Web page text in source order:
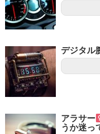
デジタル
アラサー
うか迷っ